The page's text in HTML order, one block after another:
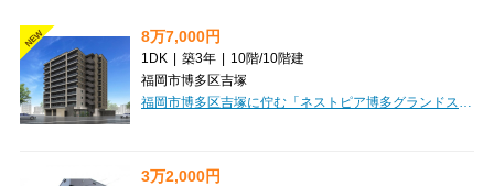
NEW 8万7,000円
1DK | 築3年 | 10階/10階建
福岡市博多区吉塚
3万2,000円